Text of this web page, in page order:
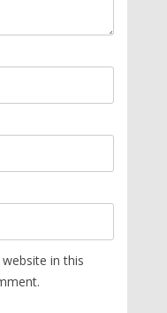
in this